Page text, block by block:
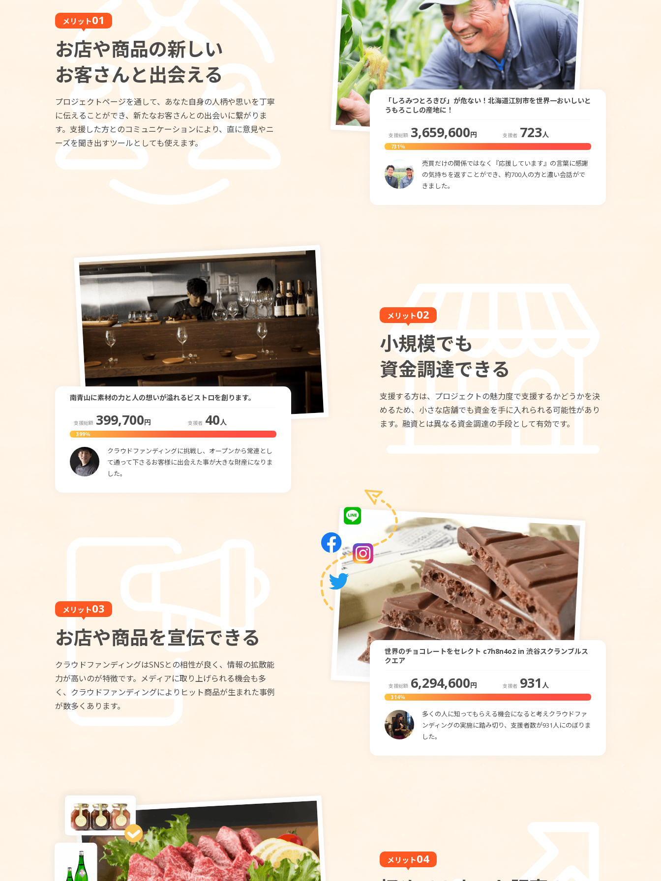
メリット
お店や商品の新しい
お客さんと出会える
プロジェクトページを通して、あなた自身の人柄や思いを丁寧
に伝えることができ、新たなお客さんとの出会いに繋がりま
す。支援した方とのコミュニケーションにより、直に意見やニ
ーズを聞き出すツールとしても使えます。
「しろみつとろきび」が危ない！北海道江別市を世界一おいしいと
うもろこしの産地に！
支援総額 3,659,600円 支援者 723人
731％
売買だけの関係ではなく『応援しています』の言葉に感謝
の気持ちを返すことができ、約700人の方と濃い会話がで
きました。
メリット
小規模でも
資金調達できる
支援する方は、プロジェクトの魅力度で支援するかどうかを決
めるため、小さな店舗でも資金を手に入れられる可能性があり
ます。融資とは異なる資金調達の手段として有効です。
南青山に素材の力と人の想いが溢れるビストロを創ります。
支援総額 399,700円 支援者 40人
399％
クラウドファンディングに挑戦し、オープンから常連とし
て通って下さるお客様に出会えた事が大きな財産になりま
した。
メリット
お店や商品を宣伝できる
クラウドファンディングはSNSとの相性が良く、情報の拡散能
力が高いのが特徴です。メディアに取り上げられる機会も多
く、クラウドファンディングによりヒット商品が生まれた事例
が数多くあります。
世界のチョコレートをセレクト c7h8n4o2 in 渋谷スクランブルス
クエア
支援総額 6,294,600円 支援者 931人
314％
多くの人に知ってもらえる機会になると考えクラウドファ
ンディングの実施に踏み切り、支援者数が931人にのぼりま
した。
メリット